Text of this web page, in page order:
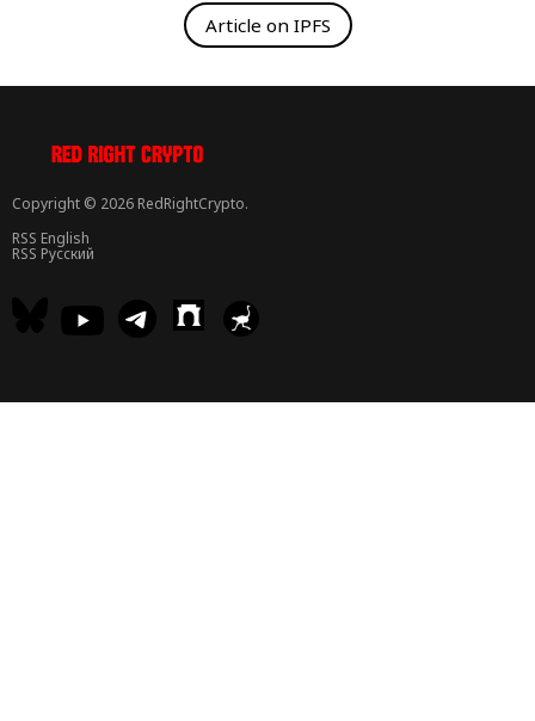
Article on IPFS
Copyright © 2026 RedRightCrypto.
RSS English
RSS Русский